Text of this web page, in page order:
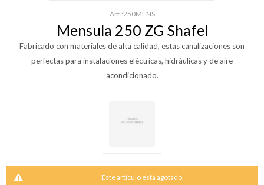
250MENS
Mensula 250 ZG Shafel
Fabricado con materiales de alta calidad, estas canalizaciones son
perfectas para instalaciones eléctricas, hidráulicas y de aire
acondicionado.
Este artículo está agotado.